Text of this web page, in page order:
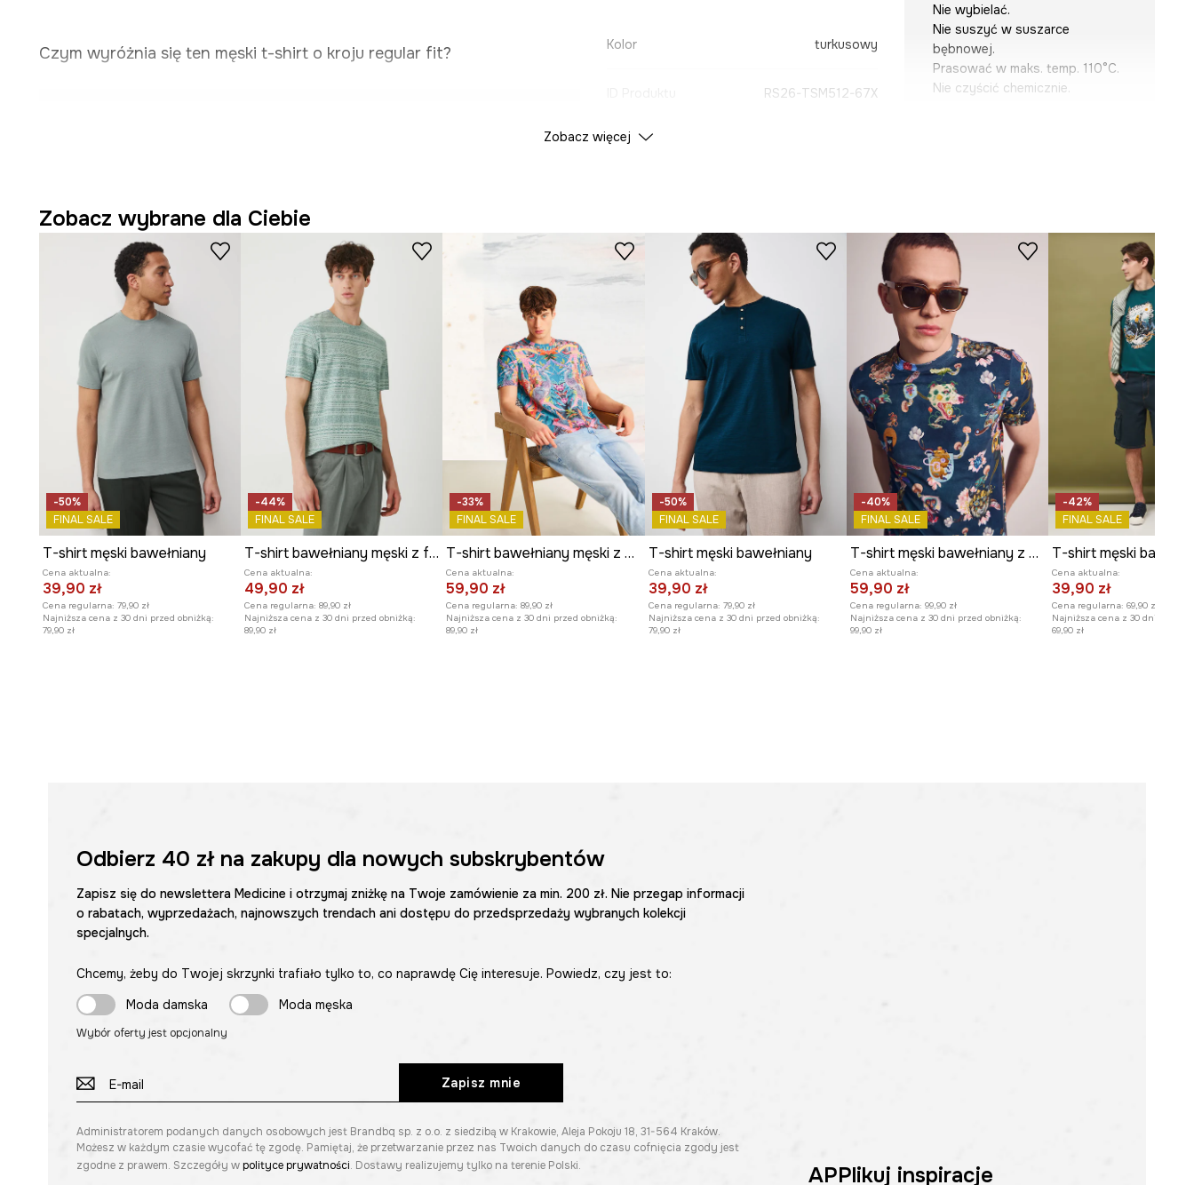
Czym wyróżnia się ten męski t-shirt o kroju regular fit?
bezpieczeństwo dla skóry.
Krótki rękawpozwala na komfort noszenia w cieplejsze dni i jest bazą
wielu stylizacji.
Okrągły dekoltpodkreśla uniwersalny charakter koszulki i podnosi wygodę
użytkowania.
Nadruk na kieszoncena piersi z napisemenjoy the ride
dodaje koszulce
indywidualnego wyrazu.
Casualowy styl
sprawia, że t-shirt jest idealny do codziennych,
niezobowiązujących zestawień.
Kolor turkusowy
RS26-TSM512-67X
Producent
Nie wybielać.
Nie suszyć w suszarce
bębnowej.
Prasować w maks. temp. 110°C.
Nie czyścić chemicznie.
WYMIARY
Szerokość pod pachami
54,2
cm
Wymiary podane dla rozmiaru
M.
Model na zdjęciu ma 188 cm
wzrostu i ma na sobie rozmiar M.
Zobacz wymiary produktu
Zobacz więcej
Zobacz wybrane dla Ciebie
-50%
FINAL SALE
T-shirt męski bawełniany
Cena aktualna:
39,90 zł
Cena regularna: 79,90 zł
Najniższa cena z 30 dni przed obniżką:
79,90 zł
-44%
FINAL SALE
T-shirt bawełniany męski z fakturą kolor turkusowy
Cena aktualna:
49,90 zł
Cena regularna: 89,90 zł
Najniższa cena z 30 dni przed obniżką:
89,90 zł
-33%
FINAL SALE
T-shirt bawełniany męski z elastanem z kolekcji El Gato Chimney x Medicine kolor turkusowy
Cena aktualna:
59,90 zł
Cena regularna: 89,90 zł
Najniższa cena z 30 dni przed obniżką:
89,90 zł
-50%
FINAL SALE
T-shirt męski bawełniany
Cena aktualna:
39,90 zł
Cena regularna: 79,90 zł
Najniższa cena z 30 dni przed obniżką:
79,90 zł
-40%
FINAL SALE
T-shirt męski bawełniany z elastanem z kolekcji Kit Mizeres x Medicine
Cena aktualna:
59,90 zł
Cena regularna: 99,90 zł
Najniższa cena z 30 dni przed obniżką:
99,90 zł
-42%
FINAL SALE
T-shirt męski
Cena aktualna:
39,90 zł
Cena regularna: 69,90 zł
Najniższa cena z 30 dni przed
69,90 zł
Odbierz 40 złna zakupy dla nowych subskrybentów
Zapisz się do newslettera Medicine i otrzymaj zniżkę na Twoje zamówienie za min. 200 zł. Nie przegap informacji
o rabatach, wyprzedażach, najnowszych trendach ani dostępu do przedsprzedaży wybranych kolekcji
specjalnych.
Chcemy, żeby do Twojej skrzynki trafiało tylko to, co naprawdę Cię interesuje. Powiedz, czy jest to:
Moda damska
Moda męska
Wybór oferty jest opcjonalny
Zapisz mnie
Administratorem podanych danych osobowych jest Brandbq sp. z o.o. z siedzibą w Krakowie, Aleja Pokoju 18, 31-564 Kraków.
Możesz w każdym czasie wycofać tę zgodę. Pamiętaj, że przetwarzanie przez nas Twoich danych do czasu cofnięcia zgody jest
zgodne z prawem. Szczegóły w polityce prywatności. Dostawy realizujemy tylko na terenie Polski. APPlikuj inspiracje